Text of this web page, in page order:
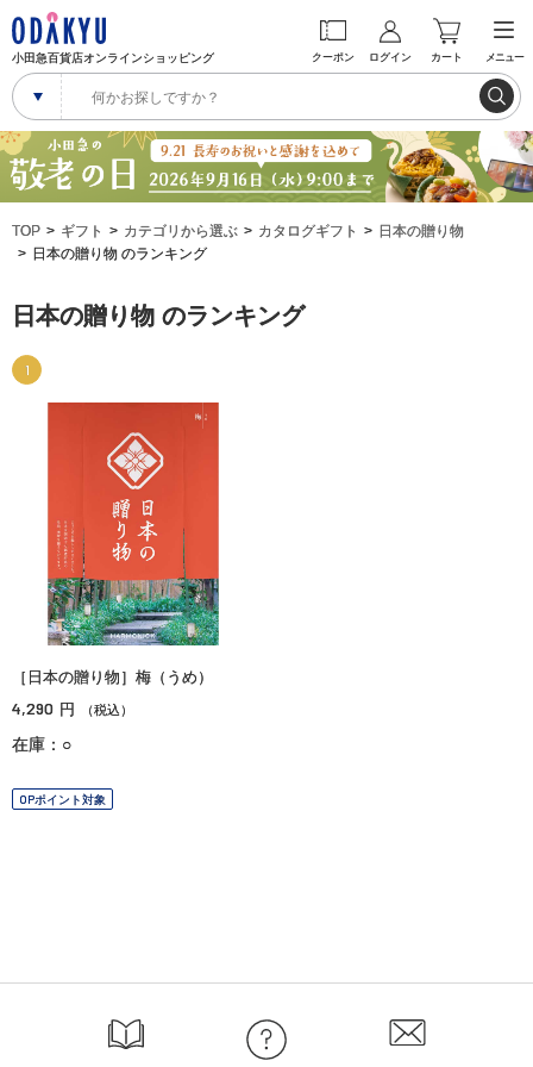
小田急百貨店オンラインショッピング クーポン ログイン カート メニュー
TOP ギフト カテゴリから選ぶ カタログギフト
日本の贈り物
日本の贈り物 のランキング
日本の贈り物 のランキング
1
［日本の贈り物］梅（うめ）
4,290 円 （税込）
在庫：○
OPポイント対象